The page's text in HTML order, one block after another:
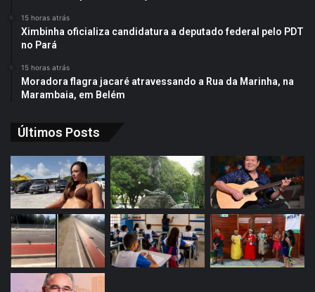
15 horas atrás
Ximbinha oficializa candidatura a deputado federal pelo PDT
no Pará
15 horas atrás
Moradora flagra jacaré atravessando a Rua da Marinha, na
Marambaia, em Belém
Últimos Posts